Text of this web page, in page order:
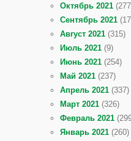
Октябрь 2021
Сентябрь 2021
Август 2021 (315)
Июль 2021 (9)
Июнь 2021 (254)
Май 2021 (237)
Апрель 2021 (337)
Март 2021 (326)
Февраль 2021
Январь 2021 (260)